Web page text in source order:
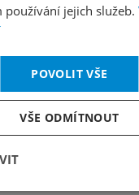
o stavu
o programu
+420 257 310 414
používání jejich služeb.
POVOLIT VŠE
VŠE ODMÍTNOUT